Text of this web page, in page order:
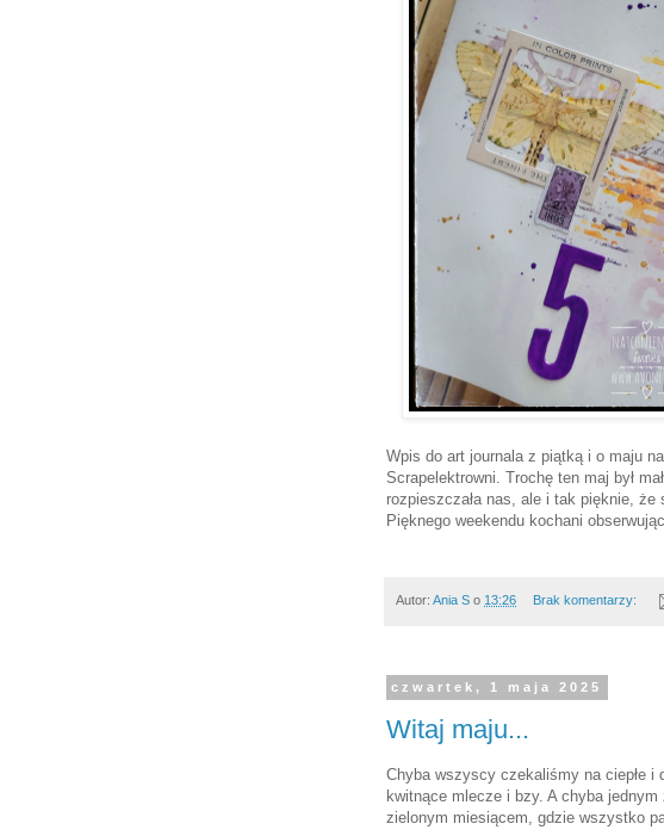
Wpis do art journala z piątką i o maju
Scrapelektrowni. Trochę ten maj był
rozpieszczała nas, ale i tak pięknie, że
Pięknego weekendu kochani
Autor: Ania S o 13:26 Brak komentarzy:
czwartek, 1 maja 2025
Witaj maju...
Chyba wszyscy czekaliśmy na ciepłe i
kwitnące mlecze i bzy. A chyba
zielonym miesiącem, gdzie wszystko